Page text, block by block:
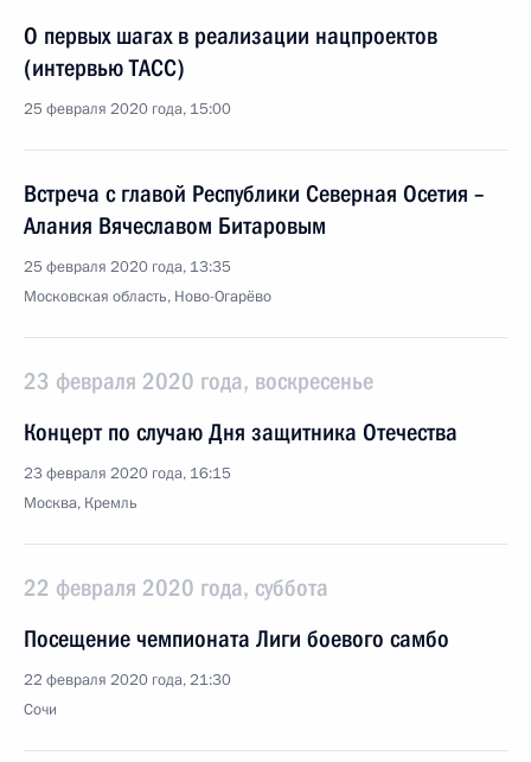
О первых шагах в реализации нацпроектов
(интервью ТАСС)
25 февраля 2020 года, 15:00
Встреча с главой Республики Северная Осетия –
Алания Вячеславом Битаровым
25 февраля 2020 года, 13:35
Московская область, Ново-Огарёво
23 февраля 2020 года, воскресенье
Концерт по случаю Дня защитника Отечества
23 февраля 2020 года, 16:15
Москва, Кремль
22 февраля 2020 года, суббота
Посещение чемпионата Лиги боевого самбо
22 февраля 2020 года, 21:30
Сочи